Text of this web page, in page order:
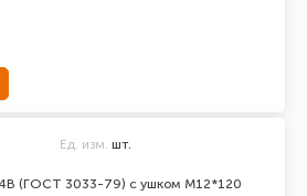
(ГОСТ 3033-79) с ушком М12*120
Ед. изм. шт.